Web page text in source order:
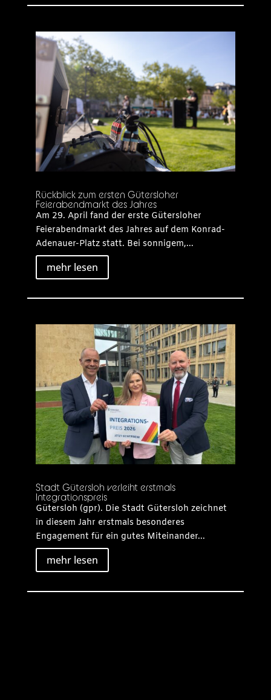
Rückblick zum ersten Gütersloher
Feierabendmarkt des Jahres
Am 29. April fand der erste Gütersloher
Feierabendmarkt des Jahres auf dem Konrad-
Adenauer-Platz statt. Bei sonnigem,...
mehr lesen
Stadt Gütersloh verleiht erstmals
Integrationspreis
Gütersloh (gpr). Die Stadt Gütersloh zeichnet
in diesem Jahr erstmals besonderes
Engagement für ein gutes Miteinander...
mehr lesen